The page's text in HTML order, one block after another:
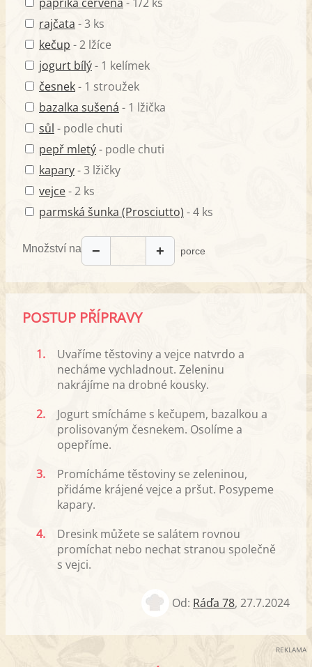
rajčata - 3 ks
kečup - 2 lžíce
jogurt bílý- 1 kelímek
česnek- 1 stroužek
bazalka sušená - 1 lžička
sůl - podle chuti
pepř mletý- podle chuti
kapary- 3 lžičky
vejce- 2 ks
parmská šunka (Prosciutto) - 4 ks
Množství na − + porce
POSTUP PŘÍPRAVY
1.
Uvaříme těstoviny a vejce natvrdo a
necháme vychladnout. Zeleninu
nakrájíme na drobné kousky.
2.
Jogurt smícháme s kečupem, bazalkou a
prolisovaným česnekem. Osolíme a
opepříme.
3.
Promícháme těstoviny se zeleninou,
přidáme krájené vejce a pršut. Posypeme
kapary.
4.
Dresink můžete se salátem rovnou
promíchat nebo nechat stranou společně
s vejci.
Od: Ráďa 78, 27.7.2024
REKLAMA